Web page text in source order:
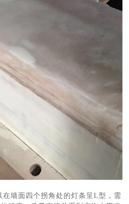
面四个拐角处的灯条呈L型，需